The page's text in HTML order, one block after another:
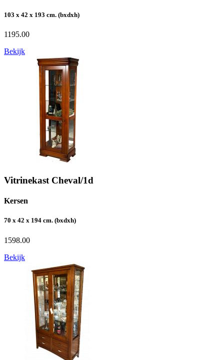
103 x 42 x 193 cm. (bxdxh)
1195.00
Bekijk
Vitrinekast Cheval/1d
Kersen
70 x 42 x 194 cm. (bxdxh)
1598.00
Bekijk